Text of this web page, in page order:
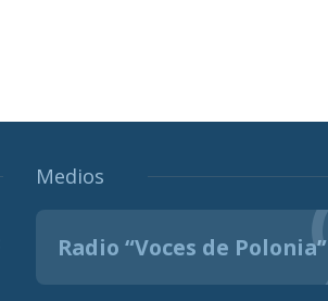
Medios
Radio “Voces de Polonia”